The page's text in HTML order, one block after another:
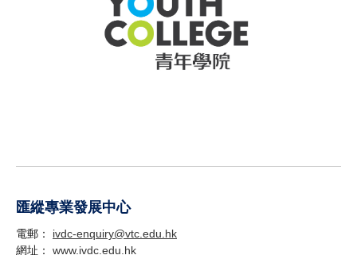
匯縱專業發展中心
電郵： ivdc-enquiry@vtc.edu.hk
網址： www.ivdc.edu.hk